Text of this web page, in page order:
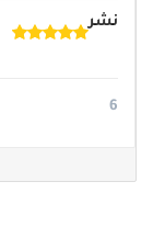
نشر
6